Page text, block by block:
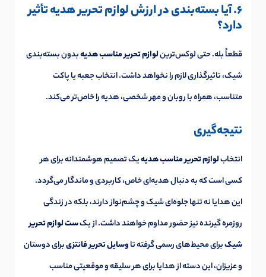
6. آیا بسته‌بندی در ارزش لوازم تحریر هدیه تأثیر
دارد؟
قطعاً بله. حتی لوکس‌ترینلوازم تحریر مناسب هدیهبدون بسته‌بندی
شیک، تاثیرگذاری لازم را نخواهد داشت. انتخاب جعبه یا پاکت
متناسب، همراه با روبان و مهر شخصی، هدیه را خاص‌تر می‌کند.
نتیجه‌گیری
انتخابلوازم تحریر مناسب هدیهیک تصمیم هوشمندانه برای هر
کسی است که به دنبال هدیه‌ای خاص، کاربردی و ماندگار می‌گردد.
این هدایا نه تنها جلوه‌ای شیک و چشم‌نواز دارند، بلکه در زندگی
روزمره گیرنده نیز حضور مداوم خواهند داشت. از یکست لوازم تحریر
شیکبرای محیط‌های رسمی گرفته تاوسایل تحریر فانتزیبرای دوستان
و عزیزان، این دسته از هدایا برای هر سلیقه و موقعیتی مناسب